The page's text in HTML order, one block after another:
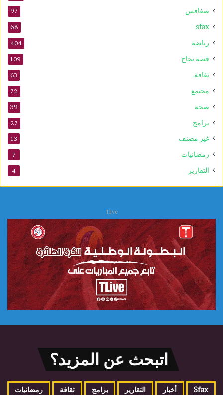
صفاقس 97
sfax
68
رياضة 404
قصة نجاح 109
ثقافة 63
مجتمع 72
صحة 39
برامج 27
غير مصنف 13
رمضانيات 7
التقارير 4
Tlive
اتبحث عن المزيد؟
Sfax أخبار التقارير برامج ثقافة رمضانيات